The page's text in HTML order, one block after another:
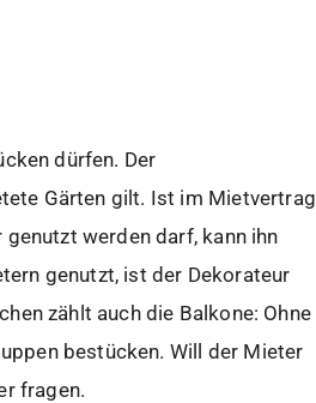
dürfen. Der
Gärten gilt. Ist im Mietvertrag
werden darf, kann ihn
genutzt, ist der Dekorateur
zählt auch die Balkone: Ohne
bestücken. Will der Mieter
fragen.